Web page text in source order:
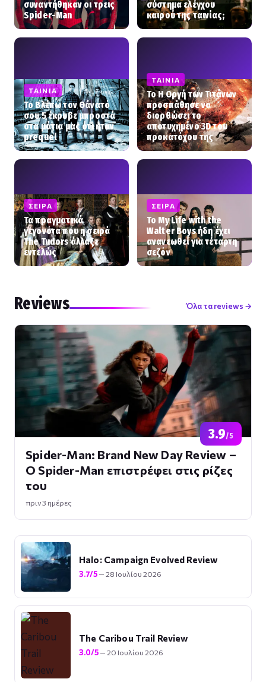
συναντήθηκαν οι τρεις
Spider-Man
σύστημα ελέγχου
καιρού της ταινίας;
ΤΑΙΝΊΑ
Το Βλέπω τον Θάνατό
σου 5 έκρυβε μπροστά
στα μάτια μας ότι ήταν
prequel
ΤΑΙΝΊΑ
To Η Οργή των Τιτάνων
προσπάθησε να
διορθώσει το
αποτυχημένο 3D του
προκατόχου της
ΣΕΙΡΆ
Τα πραγματικά
γεγονότα που η σειρά
The Tudors άλλαξε
εντελώς
ΣΕΙΡΆ
Το My Life with the
Walter Boys ήδη έχει
ανανεωθεί για τέταρτη
σεζόν
Reviews Όλα τα reviews →
3.9/5
Spider-Man: Brand New Day Review –
Ο Spider-Man επιστρέφει στις ρίζες
του
πριν 3 ημέρες
Halo: Campaign Evolved Review
3.7/5— 28 Ιουλίου 2026
The Caribou Trail Review
3.0/5— 20 Ιουλίου 2026